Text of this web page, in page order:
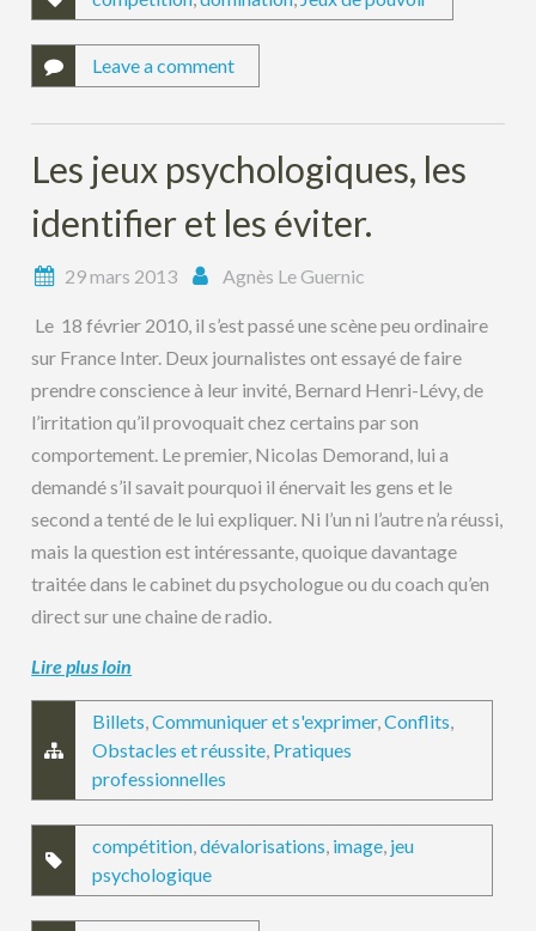
Leave a comment
Les jeux psychologiques, les
identifier et les éviter.
29 mars 2013 Agnès Le Guernic
Le 18 février 2010, il s’est passé une scène peu ordinaire
sur France Inter. Deux journalistes ont essayé de faire
prendre conscience à leur invité, Bernard Henri-Lévy, de
l’irritation qu’il provoquait chez certains par son
comportement. Le premier, Nicolas Demorand, lui a
demandé s’il savait pourquoi il énervait les gens et le
second a tenté de le lui expliquer. Ni l’un ni l’autre n’a réussi,
mais la question est intéressante, quoique davantage
traitée dans le cabinet du psychologue ou du coach qu’en
direct sur une chaine de radio.
Lire plus loin
Billets,Communiquer et s'exprimer,Conflits,
Obstacles et réussite, Pratiques
professionnelles
compétition,dévalorisations, image, jeu
psychologique